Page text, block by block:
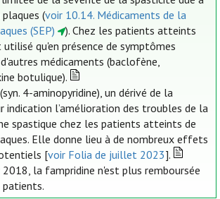
(voir 10.14. Médicaments de la
(SEP)
). Chez les patients atteints
utilisé qu'en présence de symptômes
médicaments (baclofène,
botulique).
4-aminopyridine), un dérivé de la
indication l’amélioration des troubles de la
spastique chez les patients atteints de
Elle donne lieu à de nombreux effets
[voir Folia de juillet 2023].
la fampridine n'est plus remboursée
patients.